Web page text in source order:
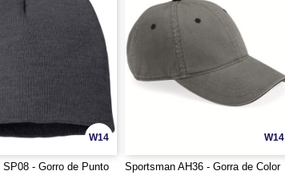
W14
- Gorro de Punto
W14
Sportsman AH36 - Gorra de Color